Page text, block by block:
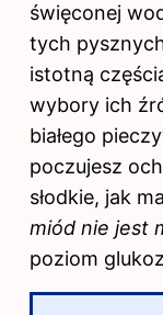
święconej
tych
istotną
wybory ich
białego
poczujesz
słodkie, jak
miód nie jest
poziom